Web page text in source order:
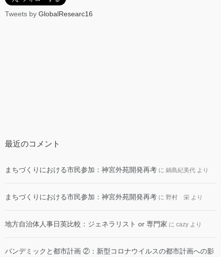
Tweets by GlobalResearc16
最近のコメント
まちづくりにおける市民参加：神宮外苑開発再考 に 鍋島紀美代 より
まちづくりにおける市民参加：神宮外苑開発再考 に 野村 栄 より
地方自治体人事日英比較：ジェネラリスト or 専門家 に cazy より
パンデミックと都市計画 ②：新型コロナウイルスの都市計画への影